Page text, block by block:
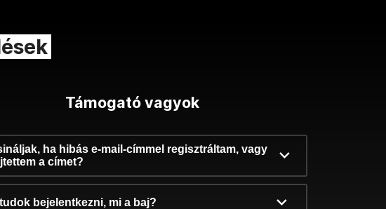
Támogató vagyok
ha hibás e-mail-címmel regisztráltam, vagy
a címet?
bejelentkezni, mi a baj?